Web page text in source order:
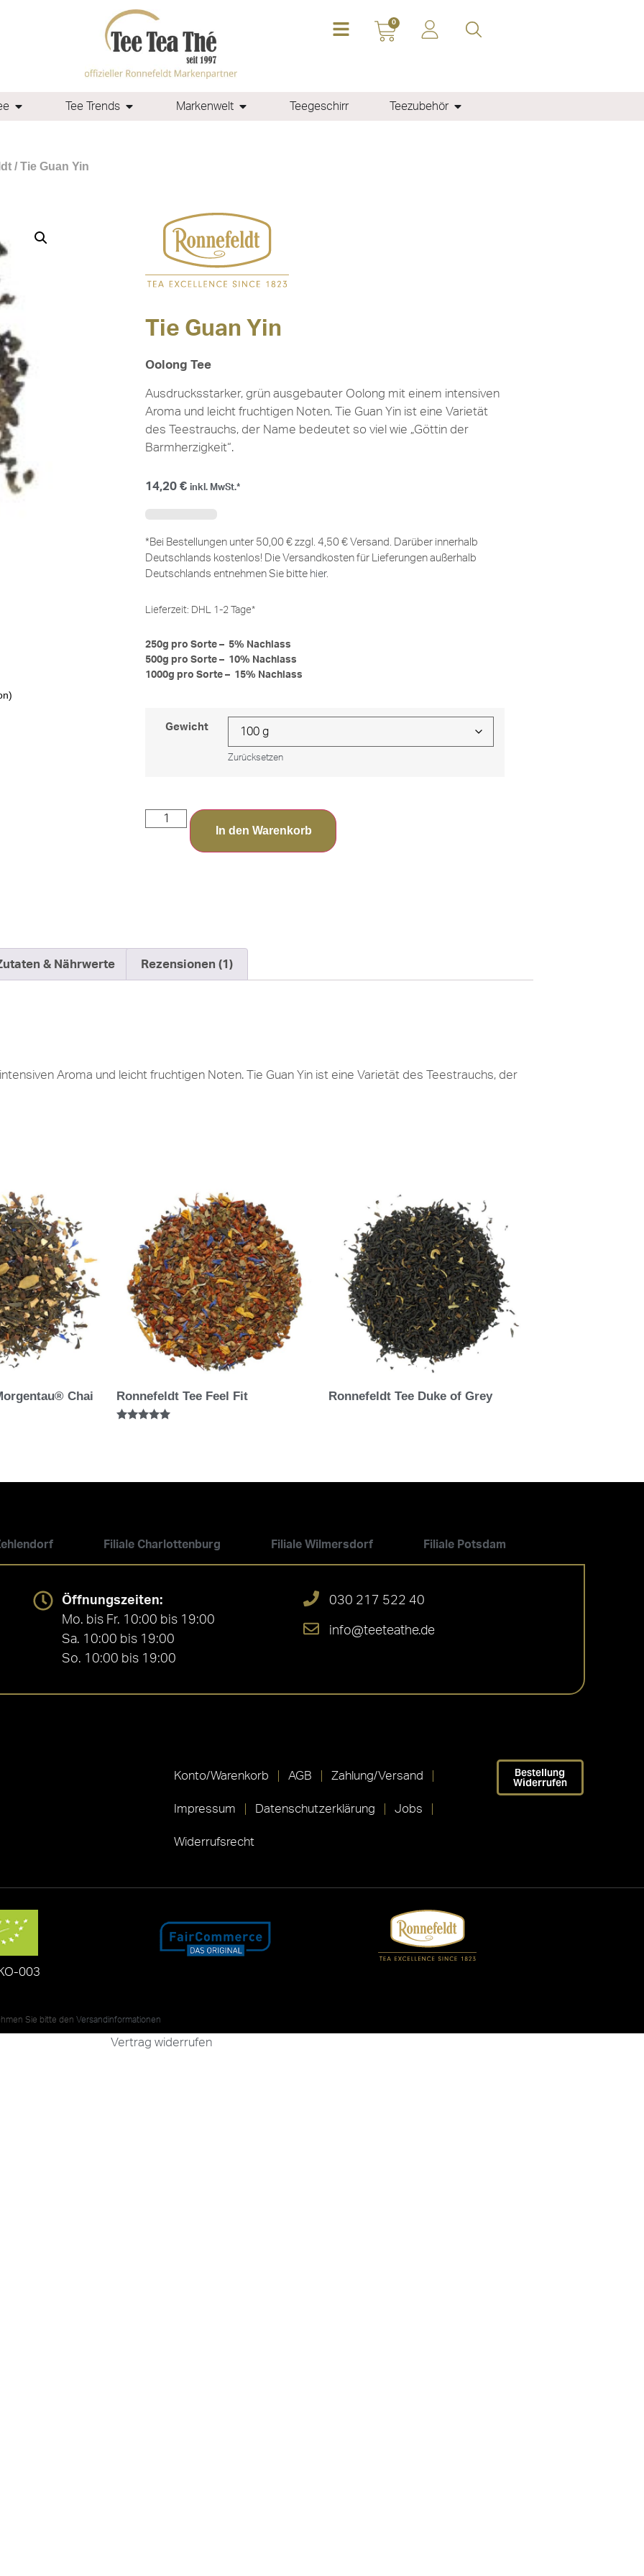
0
Tee Trends Markenwelt Teegeschirr Teezubehör
/ Tie Guan Yin
Tie Guan Yin
Oolong Tee
Ausdrucksstarker, grün ausgebauter Oolong mit einem intensiven
Aroma und leicht fruchtigen Noten. Tie Guan Yin ist eine Varietät
des Teestrauchs, der Name bedeutet so viel wie „Göttin der
Barmherzigkeit“.
14,20 € inkl. MwSt.*
*Bei Bestellungen unter 50,00 € zzgl. 4,50 € Versand. Darüber innerhalb
Deutschlands kostenlos! Die Versandkosten für Lieferungen außerhalb
Deutschlands entnehmen Sie bitte hier.
Lieferzeit: DHL 1-2 Tage*
250g pro Sorte – 5% Nachlass
500g pro Sorte – 10% Nachlass
1000g pro Sorte – 15% Nachlass
Gewicht
Zurücksetzen
In den Warenkorb
& Nährwerte Rezensionen (1)
Aroma und leicht fruchtigen Noten. Tie Guan Yin ist eine Varietät des Teestrauchs, der
Chai Ronnefeldt Tee Feel Fit Ronnefeldt Tee Duke of Grey
Filiale Charlottenburg Filiale Wilmersdorf Filiale Potsdam
Öffnungszeiten:
Mo. bis Fr. 10:00 bis 19:00
Sa. 10:00 bis 19:00
So. 10:00 bis 19:00
030 217 522 40
info@teeteathe.de
Konto/Warenkorb AGB Zahlung/Versand
Impressum Datenschutzerklärung Jobs
Widerrufsrecht
Bestellung
Widerrufen
003
Sie bitte den Versandinformationen
Vertrag widerrufen